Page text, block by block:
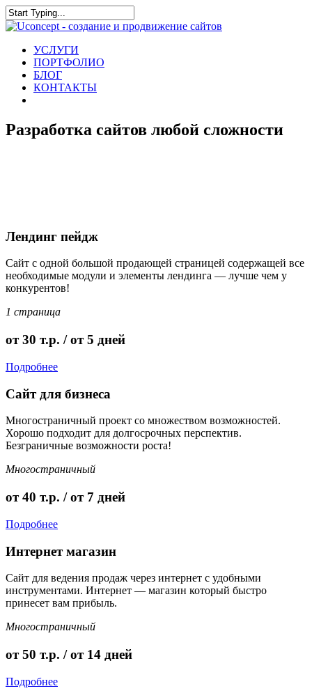
УСЛУГИ
ПОРТФОЛИО
БЛОГ
КОНТАКТЫ
Разработка сайтов любой сложности
Лендинг пейдж
Сайт с одной большой продающей страницей содержащей все
необходимые модули и элементы лендинга — лучше чем у
конкурентов!
1 страница
от 30 т.р. / от 5 дней
Подробнее
Сайт для бизнеса
Многостраничный проект со множеством возможностей.
Хорошо подходит для долгосрочных перспектив.
Безграничные возможности роста!
Многостраничный
от 40 т.р. / от 7 дней
Подробнее
Интернет магазин
Сайт для ведения продаж через интернет с удобными
инструментами. Интернет — магазин который быстро
принесет вам прибыль.
Многостраничный
от 50 т.р. / от 14 дней
Подробнее